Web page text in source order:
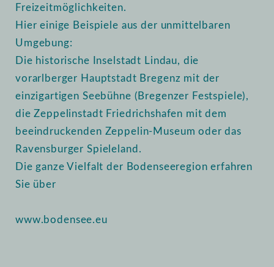
Freizeitmöglichkeiten.
Hier einige Beispiele aus der unmittelbaren
Umgebung:
Die historische Inselstadt Lindau, die
vorarlberger Hauptstadt Bregenz mit der
einzigartigen Seebühne (Bregenzer Festspiele),
die Zeppelinstadt Friedrichshafen mit dem
beeindruckenden Zeppelin-Museum oder das
Ravensburger Spieleland.
Die ganze Vielfalt der Bodenseeregion erfahren
Sie über
www.bodensee.eu